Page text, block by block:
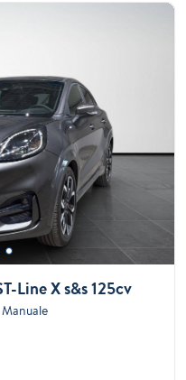
Line X s&s 125cv
Manuale